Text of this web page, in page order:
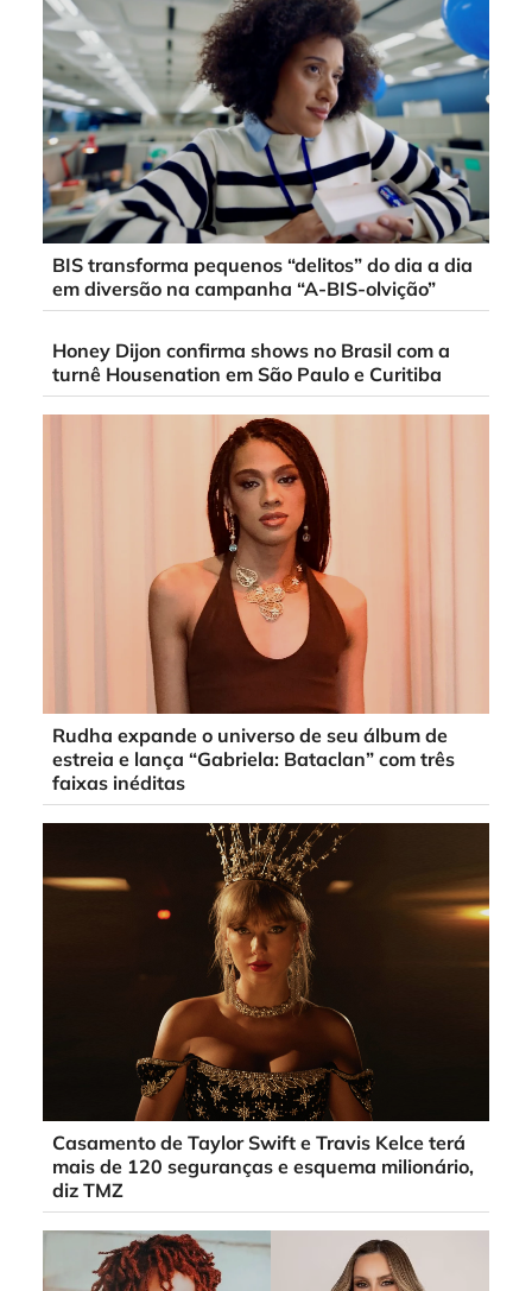
BIS transforma pequenos “delitos” do dia a dia
em diversão na campanha “A-BIS-olvição”
Honey Dijon confirma shows no Brasil com a
turnê Housenation em São Paulo e Curitiba
Rudha expande o universo de seu álbum de
estreia e lança “Gabriela: Bataclan” com três
faixas inéditas
Casamento de Taylor Swift e Travis Kelce terá
mais de 120 seguranças e esquema milionário,
diz TMZ